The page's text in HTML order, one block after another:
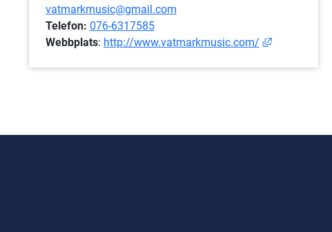
vatmarkmusic@gmail.com
Telefon: 076-6317585
Webbplats: http://www.vatmarkmusic.com/ Länk till